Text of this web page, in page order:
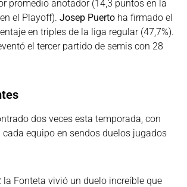
promedio anotador (14,3 puntos en la
el Playoff). Josep Puerto ha firmado el
en triples de la liga regular (47,7%).
el tercer partido de semis con 28
dos veces esta temporada, con
equipo en sendos duelos jugados
la Fonteta vivió un duelo increíble que